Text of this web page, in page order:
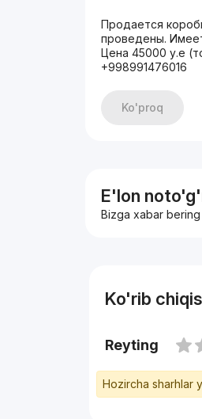
Продается
проведены.
Цена 45000 у.е
+998991476016
Ko'proq
E'lon
Bizga xabar bering
Ko'rib
Reyting
Hozircha sharhlar